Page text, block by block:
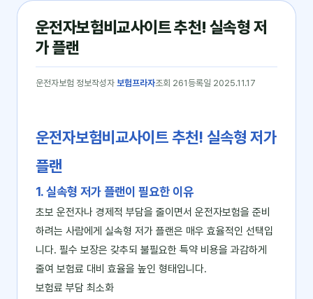
운전자보험비교사이트 추천! 실속형 저
가 플랜
운전자보험 정보작성자 보험프라자조회 261 등록일 2025.11.17
운전자보험비교사이트 추천! 실속형 저가
플랜
1. 실속형 저가 플랜이 필요한 이유
초보 운전자나 경제적 부담을 줄이면서 운전자보험을 준비
하려는 사람에게 실속형 저가 플랜은 매우 효율적인 선택입
니다. 필수 보장은 갖추되 불필요한 특약 비용을 과감하게
줄여 보험료 대비 효율을 높인 형태입니다.
보험료 부담 최소화